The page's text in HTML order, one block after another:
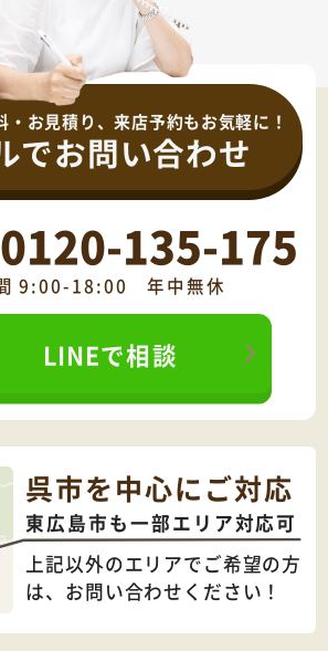
・お見積り、来店予約もお気軽に！
でお問い合わせ
0120-135-175
9:00-18:00 年中無休
LINEで相談
呉市を中心にご対応
東広島市も一部エリア対応可
上記以外のエリアでご希望の方
は、 お問い合わせください！